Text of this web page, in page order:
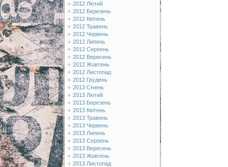
2012 Лютий
2012 Березень
2012 Квітень
2012 Травень
2012 Червень
2012 Липень
2012 Серпень
2012 Вересень
2012 Жовтень
2012 Листопад
2012 Грудень
2013 Січень
2013 Лютий
2013 Березень
2013 Квітень
2013 Травень
2013 Червень
2013 Липень
2013 Серпень
2013 Вересень
2013 Жовтень
2013 Листопад